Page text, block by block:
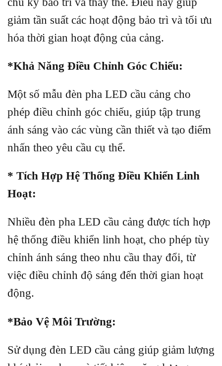
giảm tần suất các hoạt động bảo trì và tối ưu
hóa thời gian hoạt động của cảng.
*Khả Năng Điều Chỉnh Góc Chiếu:
Một số mẫu đèn pha LED cầu cảng cho
phép điều chỉnh góc chiếu, giúp tập trung
ánh sáng vào các vùng cần thiết và tạo điểm
nhấn theo yêu cầu cụ thể.
* Tích Hợp Hệ Thống Điều Khiển Linh
Hoạt:
Nhiều đèn pha LED cầu cảng được tích hợp
hệ thống điều khiển linh hoạt, cho phép tùy
chỉnh ánh sáng theo nhu cầu thay đổi, từ
việc điều chỉnh độ sáng đến thời gian hoạt
động.
*Bảo Vệ Môi Trường:
Sử dụng đèn LED cầu cảng giúp giảm lượng